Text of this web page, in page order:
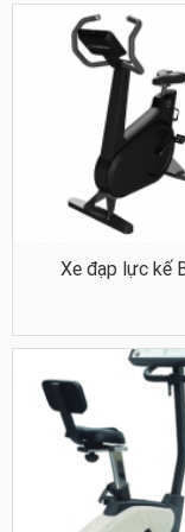
quả khi tập luyện.
Cách
Cần nắm rõ tình
chọn máy tập đi bộ
có giá đỡ dành cho
tập luyện với máy
bộ với máy dạng thảm
Hãy chọn những
chất lượng đã được
phải phù hợp nhu cầu
Nếu chưa xác định
uy tín và nhờ nhân
Máy tập
Thiết bị y tế Hải
Xe đạp lực kế